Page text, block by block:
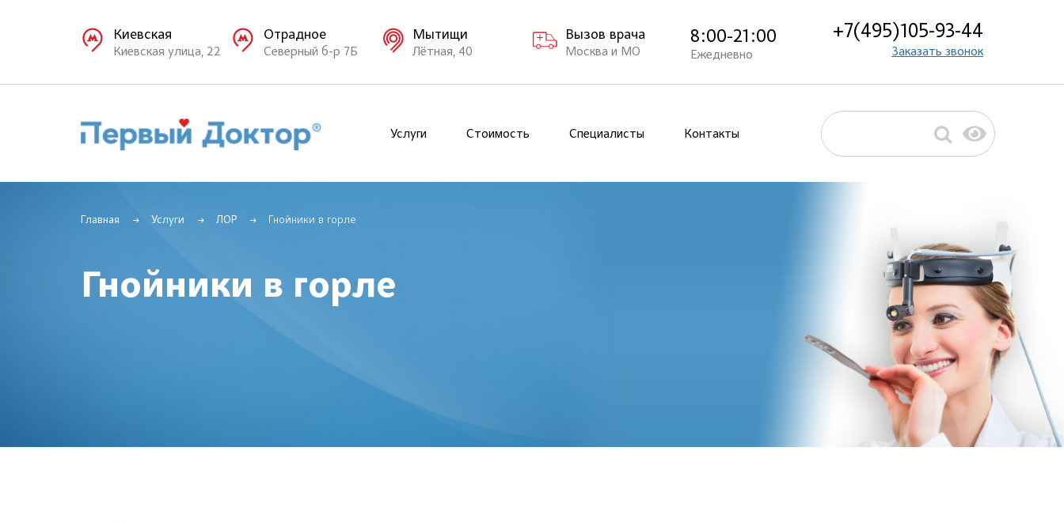
Киевская
Киевская улица, 22
Отрадное
Северный б-р 7Б
Мытищи
Лётная, 40
Вызов врача
Москва и МО
8:00-21:00
Ежедневно
+7(495)105-93-44
Заказать звонок
Услуги Стоимость Специалисты Контакты
Главная Услуги ЛОР Гнойники в горле
Гнойники в горле